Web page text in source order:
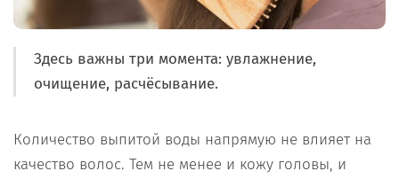
Здесь важны три момента: увлажнение,
очищение, расчёсывание.
Количество выпитой воды напрямую не влияет на
качество волос. Тем не менее и кожу головы, и